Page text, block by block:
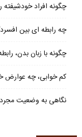
چگونه افراد خودشیفته
چه رابطه ای بین
چگونه با زبان بدن،
کم خوابی، چه عوارض
نگاهی به وضعیت